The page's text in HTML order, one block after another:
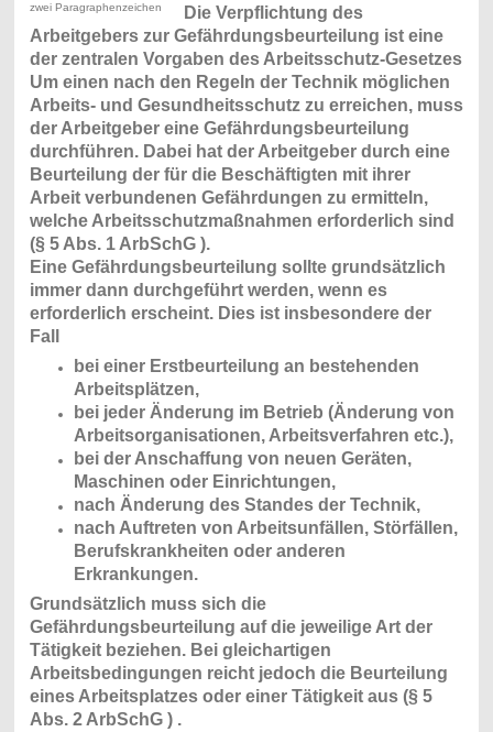
zwei Paragraphenzeichen
Die Verpflichtung des
Arbeitgebers zur Gefährdungsbeurteilung ist eine
der zentralen Vorgaben des Arbeitsschutz-Gesetzes
Um einen nach den Regeln der Technik möglichen
Arbeits- und Gesundheitsschutz zu erreichen, muss
der Arbeitgeber eine Gefährdungsbeurteilung
durchführen. Dabei hat der Arbeitgeber durch eine
Beurteilung der für die Beschäftigten mit ihrer
Arbeit verbundenen Gefährdungen zu ermitteln,
welche Arbeitsschutzmaßnahmen erforderlich sind
(§ 5 Abs. 1 ArbSchG ).
Eine Gefährdungsbeurteilung sollte grundsätzlich
immer dann durchgeführt werden, wenn es
erforderlich erscheint. Dies ist insbesondere der
Fall
bei einer Erstbeurteilung an bestehenden
Arbeitsplätzen,
bei jeder Änderung im Betrieb (Änderung von
Arbeitsorganisationen, Arbeitsverfahren etc.),
bei der Anschaffung von neuen Geräten,
Maschinen oder Einrichtungen,
nach Änderung des Standes der Technik,
nach Auftreten von Arbeitsunfällen, Störfällen,
Berufskrankheiten oder anderen
Erkrankungen.
Grundsätzlich muss sich die
Gefährdungsbeurteilung auf die jeweilige Art der
Tätigkeit beziehen. Bei gleichartigen
Arbeitsbedingungen reicht jedoch die Beurteilung
eines Arbeitsplatzes oder einer Tätigkeit aus (§ 5
Abs. 2 ArbSchG ) .